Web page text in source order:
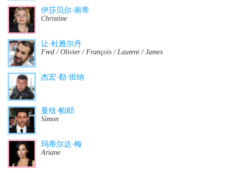
伊莎贝尔·南蒂
Christine
让·杜雅尔丹
Fred / Olivier / François / Laurent / James
杰宏·勒·班纳
曼纽·帕耶
Simon
玛蒂尔达·梅
Ariane